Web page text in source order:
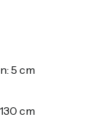
5 cm
cm